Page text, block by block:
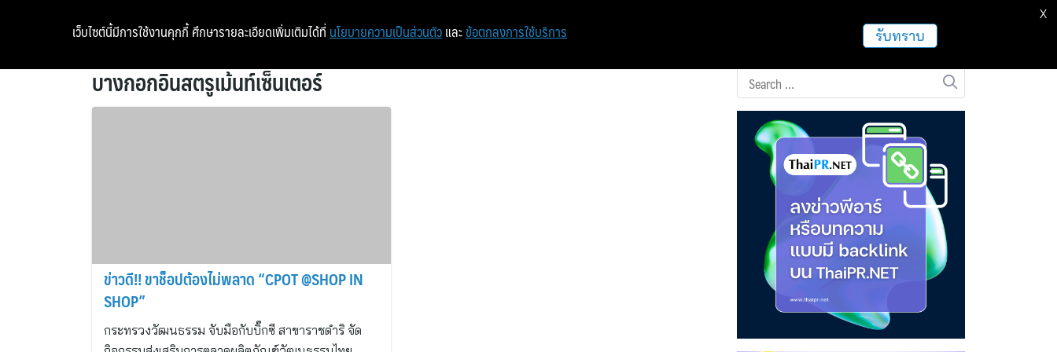
หน้าแรก ท่องเที่ยว ฝากข่าวประชาสัมพันธ์
บางกอกอินสตรูเม้นท์เซ็นเตอร์
ข่าวดี!! ขาช็อปต้องไม่พลาด “CPOT @SHOP IN
SHOP”
กระทรวงวัฒนธรรม จับมือกับบิ๊กซี สาขาราชดำริ จัด
เว็บไซต์นี้มีการใช้งานคุกกี้ ศึกษารายละเอียดเพิ่มเติมได้ที่ นโยบายความเป็นส่วนตัว และ ข้อตกลงการใช้บริการ รับทราบ
X